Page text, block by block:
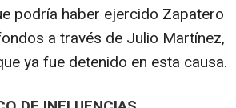
podría haber ejercido Zapatero
a través de Julio Martínez,
ya fue detenido en esta causa.